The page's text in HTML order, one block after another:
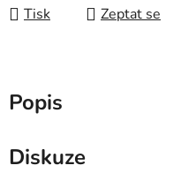
Tisk Zeptat se
Popis
Diskuze